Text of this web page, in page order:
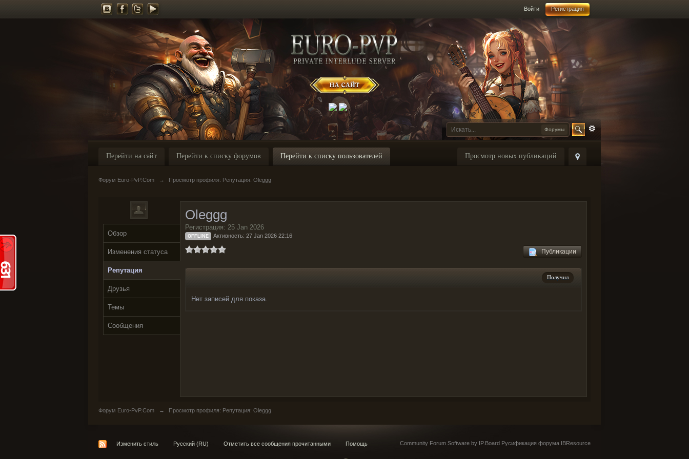
Войти Регистрация
Форумы
Просмотр новых публикаций
Перейти на сайт Перейти к списку форумов Перейти к списку пользователей
Форум Euro-PvP.Com → Просмотр профиля: Репутация: Oleggg
Обзор
Изменения статуса
Репутация
Друзья
Темы
Сообщения
Oleggg
Регистрация: 25 Jan 2026
OFFLINE Активность: 27 Jan 2026 22:16
Публикации
Получил
Нет записей для показа.
Форум Euro-PvP.Com → Просмотр профиля: Репутация: Oleggg
Изменить стиль Русский (RU) Отметить все сообщения прочитанными Помощь Community Forum Software by IP.Board Русификация форума IBResource